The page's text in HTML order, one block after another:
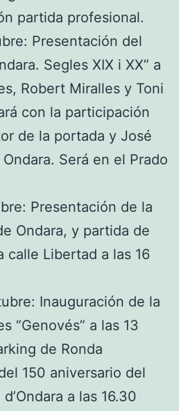
partida profesional.
Presentación del
Segles XIX i XX” a
Robert Miralles y Toni
con la participación
de la portada y José
Será en el Prado
Presentación de la
Ondara, y partida de
calle Libertad a las 16
Inauguración de la
“Genovés” a las 13
de Ronda
150 aniversario del
a las 16.30